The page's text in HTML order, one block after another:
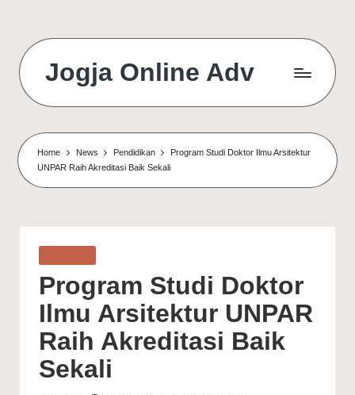
Jogja Online Adv
&
Digital
Connection
Agency
Home News Pendidikan
Program Studi Doktor Ilmu Arsitektur
UNPAR Raih Akreditasi Baik Sekali
in
Program Studi Doktor
Ilmu Arsitektur UNPAR
Raih Akreditasi Baik
Sekali